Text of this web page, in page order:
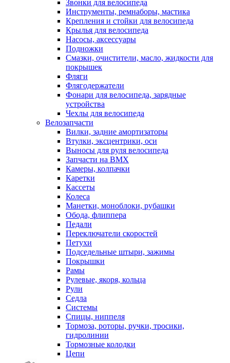
Звонки для велосипеда
Инструменты, ремнаборы, мастика
Крепления и стойки для велосипеда
Крылья для велосипеда
Насосы, аксессуары
Подножки
Смазки, очистители, масло, жидкости для
покрышек
Фляги
Флягодержатели
Фонари для велосипеда, зарядные
устройства
Чехлы для велосипеда
Велозапчасти
Вилки, задние амортизаторы
Втулки, эксцентрики, оси
Выносы для руля велосипеда
Запчасти на BMX
Камеры, колпачки
Каретки
Кассеты
Колеса
Манетки, моноблоки, рубашки
Обода, флиппера
Педали
Переключатели скоростей
Петухи
Подседельные штыри, зажимы
Покрышки
Рамы
Рулевые, якоря, кольца
Рули
Седла
Системы
Спицы, ниппеля
Тормоза, роторы, ручки, тросики,
гидролинии
Тормозные колодки
Цепи